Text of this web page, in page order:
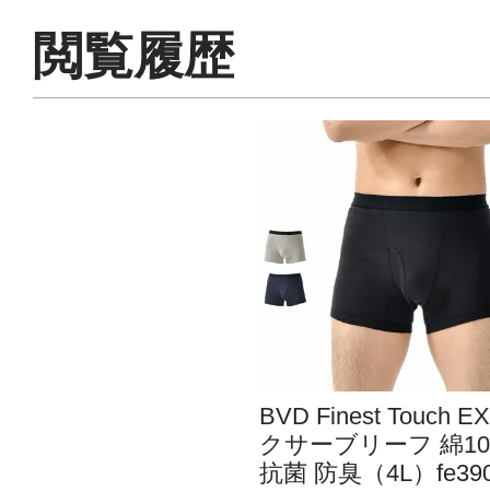
閲覧履歴
BVD Finest Touch
クサーブリーフ 綿
抗菌 防臭（4L）